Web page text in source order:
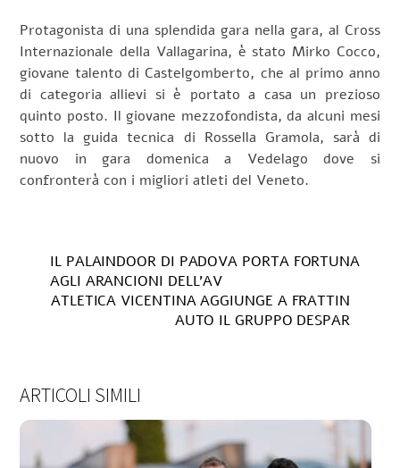
Protagonista di una splendida gara nella gara, al Cross
Internazionale della Vallagarina, è stato Mirko Cocco,
giovane talento di Castelgomberto, che al primo anno
di categoria allievi si è portato a casa un prezioso
quinto posto. Il giovane mezzofondista, da alcuni mesi
sotto la guida tecnica di Rossella Gramola, sarà di
nuovo in gara domenica a Vedelago dove si
confronterà con i migliori atleti del Veneto.
IL PALAINDOOR DI PADOVA PORTA FORTUNA
AGLI ARANCIONI DELL’AV
ATLETICA VICENTINA AGGIUNGE A FRATTIN
AUTO IL GRUPPO DESPAR
ARTICOLI SIMILI